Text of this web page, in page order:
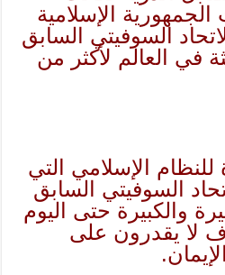
الإسلامية
السوفيتي السابق
في العالم لأكثر من
الإسلامي التي
السوفيتي السابق
والكبيرة حتى اليوم
لا يقدرون على